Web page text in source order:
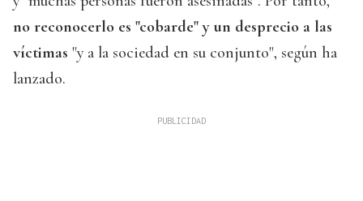
no reconocerlo es "cobarde" y un desprecio a las
víctimas "y a la sociedad en su conjunto", según ha
lanzado.